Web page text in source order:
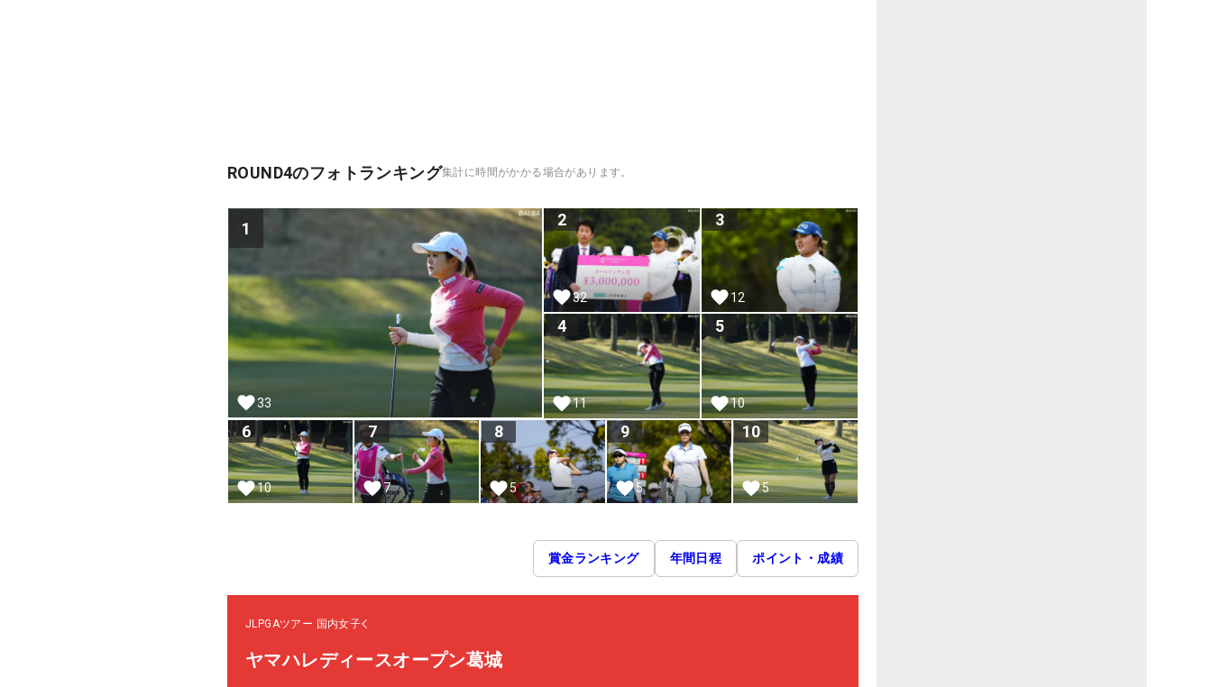
ROUND4のフォトランキング集計に時間がかかる場合があります。
1
33
2
32
3
12
4
11
5
10
6
10
7
7
8
5
9
5
10
5
賞金ランキング 年間日程 ポイント・成績
JLPGAツアー 国内女子
ヤマハレディースオープン葛城